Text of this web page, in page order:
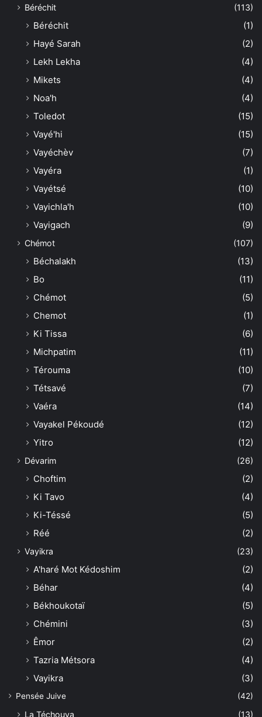
Béréchit (113)
Béréchit
(1)
Hayé Sarah
(2)
Lekh Lekha
(4)
Mikets
(4)
Noa'h
(4)
Toledot
(15)
Vayé'hi
(15)
Vayéchèv
(7)
Vayéra
(1)
Vayétsé
(10)
Vayichla'h
(10)
Vayigach
(9)
Chémot (107)
Béchalakh
(13)
Bo
(11)
Chémot
(5)
Chemot
(1)
Ki Tissa
(6)
Michpatim
(11)
Térouma
(10)
Tétsavé
(7)
Vaéra
(14)
Vayakel Pékoudé
(12)
Yitro
(12)
Dévarim (26)
Choftim
(2)
Ki Tavo
(4)
Ki-Téssé
(5)
Réé
(2)
Vayikra (23)
A'haré Mot Kédoshim
(2)
Béhar
(4)
Békhoukotaï
(5)
Chémini
(3)
Êmor
(2)
Tazria Métsora
(4)
Vayikra
(3)
Pensée Juive (42)
La Téchouva
(13)